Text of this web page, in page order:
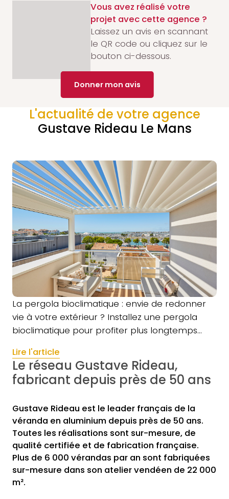
Vous avez réalisé votre
projet avec cette agence ?
Laissez un avis en scannant
le QR code ou cliquez sur le
bouton ci-dessous.
Donner mon avis
L'actualité de votre agence
Gustave Rideau Le Mans
La pergola bioclimatique : envie de redonner
vie à votre extérieur ? Installez une pergola
bioclimatique pour profiter plus longtemps…
Lire l'article
Le réseau Gustave Rideau,
fabricant depuis près de 50 ans
Gustave Rideau est le leader français de la
véranda en aluminium depuis près de 50 ans.
Toutes les réalisations sont sur-mesure, de
qualité certifiée et de fabrication française.
Plus de 6 000 vérandas par an sont fabriquées
sur-mesure dans son atelier vendéen de 22 000
m².